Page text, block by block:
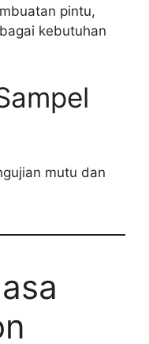
pintu,
kebutuhan
mutu dan